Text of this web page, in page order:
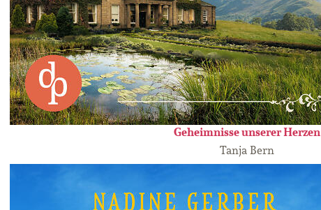
Geheimnisse unserer Herzen
Tanja Bern